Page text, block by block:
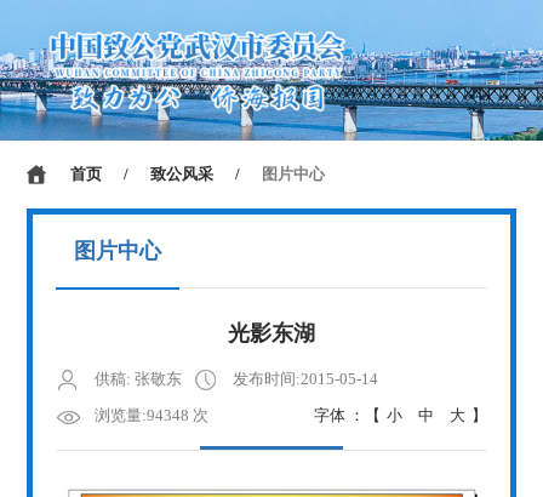
首页 / 致公风采 / 图片中心
图片中心
光影东湖
供稿: 张敬东
发布时间:2015-05-14
浏览量:94348 次
字体 ：【 小 中 大 】